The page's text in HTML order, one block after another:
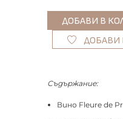
Съдържание:
Вино Fleure de